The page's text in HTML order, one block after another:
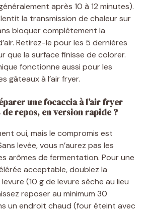
après 10 à 12 minutes).
la transmission de chaleur sur
bloquer complètement la
Retirez-le pour les 5 dernières
que la surface finisse de colorer.
fonctionne aussi pour les
gâteaux à l’air fryer.
une focaccia à l’air fryer
de repos, en version rapide ?
oui, mais le compromis est
levée, vous n’aurez pas les
arômes de fermentation. Pour une
acceptable, doublez la
(10 g de levure sèche au lieu
reposer au minimum 30
un endroit chaud (four éteint avec